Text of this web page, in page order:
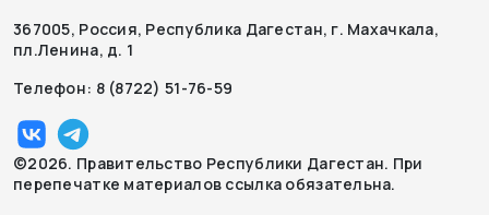
367005, Россия, Республика Дагестан, г. Махачкала,
пл.Ленина, д. 1
Телефон: 8 (8722) 51-76-59
©2026. Правительство Республики Дагестан. При
перепечатке материалов ссылка обязательна.